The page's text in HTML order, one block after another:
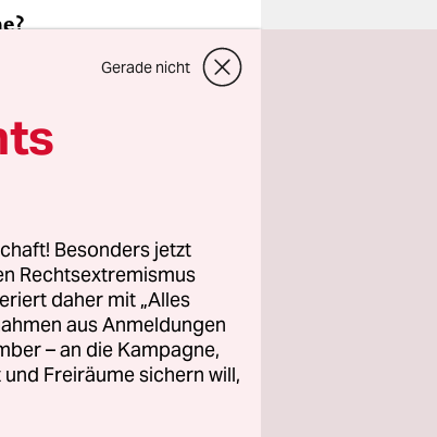
Gerade nicht
Besonders jetzt
Rechtsextremismus
daher mit „Alles
aus Anmeldungen
– an die Kampagne,
Freiräume sichern will,